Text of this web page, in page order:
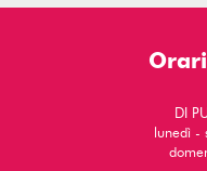
DI
lunedì